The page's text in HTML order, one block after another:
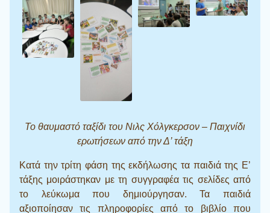
Το θαυμαστό ταξίδι του Νιλς Χόλγκερσον – Παιχνίδι
ερωτήσεων από την Δ’ τάξη
Κατά την τρίτη φάση της εκδήλωσης τα παιδιά της Ε’
τάξης μοιράστηκαν με τη συγγραφέα τις σελίδες από
το λεύκωμα που δημιούργησαν. Τα παιδιά
αξιοποίησαν τις πληροφορίες από το βιβλίο που